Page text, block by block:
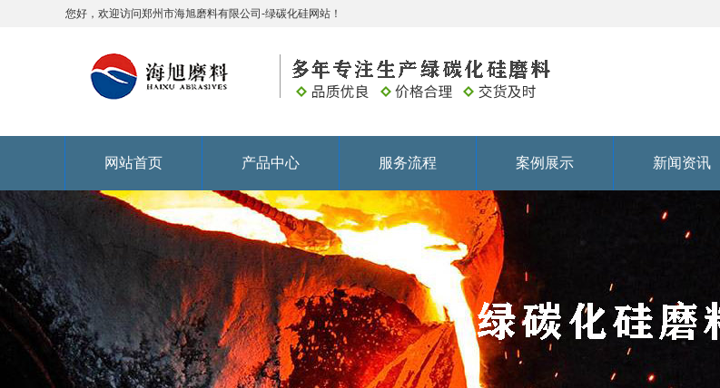
您好，欢迎访问郑州市海旭磨料有限公司-绿碳化硅网站！
网站首页 产品中心 服务流程 案例展示 新闻资讯